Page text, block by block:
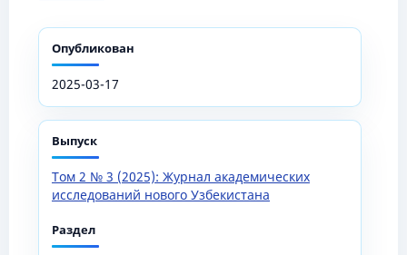
Опубликован
2025-03-17
Выпуск
Том 2 № 3 (2025): Журнал академических
исследований нового Узбекистана
Раздел